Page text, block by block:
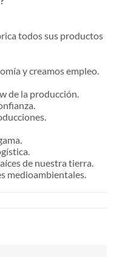
todos sus productos
y creamos empleo.
de la producción.
de nuestra tierra.
medioambientales.